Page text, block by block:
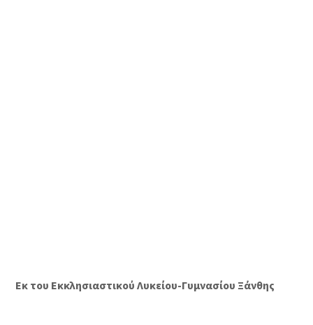
Εκ του Εκκλησιαστικού Λυκείου-Γυμνασίου Ξάνθης